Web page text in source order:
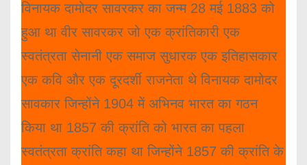
विनायक दामोदर सावरकर का जन्म 28 मई 1883 को
हुआ था वीर सावरकर जो एक क्रांतिकारी एक
स्वतंत्रता सेनानी एक समाज सुधारक एक इतिहासकार
एक कवि और एक दूरदर्शी राजनेता थे विनायक दामोदर
सावकार जिन्होंने 1904 में अभिनव भारत का गठन
किया था 1857 की क्रांति को भारत का पहला
स्वतंत्रता क्रांति कहा था जिन्होंने 1857 की क्रांति के